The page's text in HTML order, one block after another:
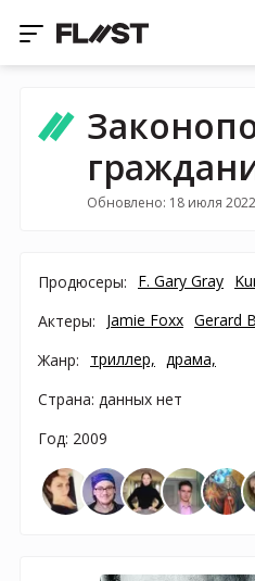
Обновлено: 18 июля 2022
Продюсеры: F. Gary Gray
Актеры:
Jamie Foxx Gerard
Жанр:
триллер,
драма,
Страна: данных нет
Год: 2009